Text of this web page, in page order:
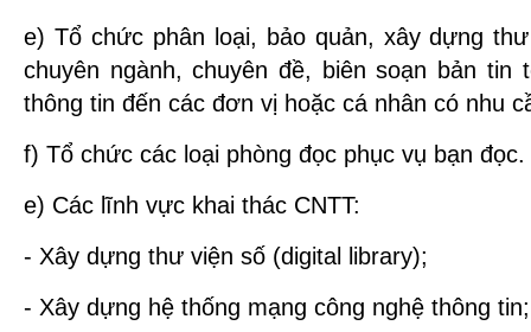
e) Tổ chức phân loại, bảo quản, xây dựng
chuyên ngành, chuyên đề, biên soạn bản
thông tin đến các đơn vị hoặc cá nhân có nhu
f) Tổ chức các loại phòng đọc phục vụ bạn đọc.
e) Các lĩnh vực khai thác CNTT:
- Xây dựng thư viện số (digital library);
- Xây dựng hệ thống mạng công nghệ thông tin;